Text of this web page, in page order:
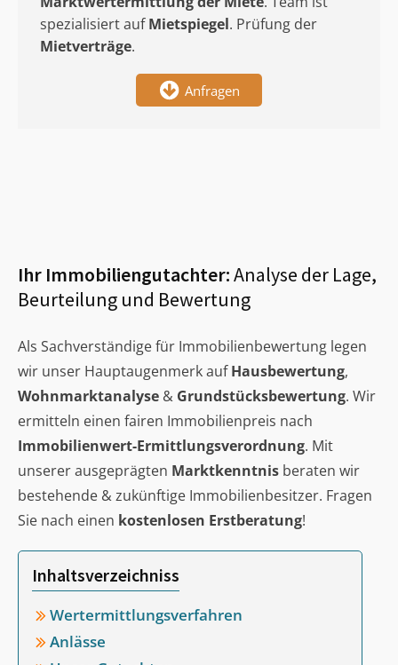
spezialisiert aufMietspiegel. Prüfung der
Mietverträge.
Anfragen
Ihr Immobiliengutachter:Analyse der Lage,
Beurteilung und Bewertung
Als Sachverständige für Immobilienbewertung legen
wir unser Hauptaugenmerk aufHausbewertung,
Wohnmarktanalyse & Grundstücksbewertung. Wir
ermitteln einen fairen Immobilienpreis nach
Immobilienwert-Ermittlungsverordnung. Mit
unserer ausgeprägten Marktkenntnis beraten wir
bestehende & zukünftige Immobilienbesitzer. Fragen
Sie nach einen kostenlosen Erstberatung!
Inhaltsverzeichniss
Wertermittlungsverfahren
Anlässe